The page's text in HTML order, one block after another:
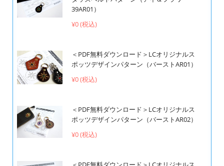
39AR01）
¥0 (税込)
＜PDF無料ダウンロード＞LCオリジナルス
ポッツデザインパターン（バーストAR01）
¥0 (税込)
＜PDF無料ダウンロード＞LCオリジナルス
ポッツデザインパターン（バーストAR02）
¥0 (税込)